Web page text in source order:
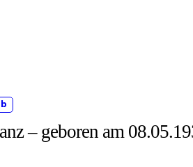
– geboren am